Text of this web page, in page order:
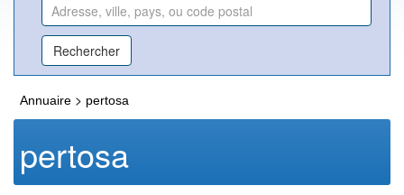
Annuaire > pertosa
pertosa